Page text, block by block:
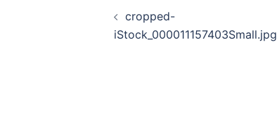
navigation
cropped-
iStock_000011157403Small.jpg